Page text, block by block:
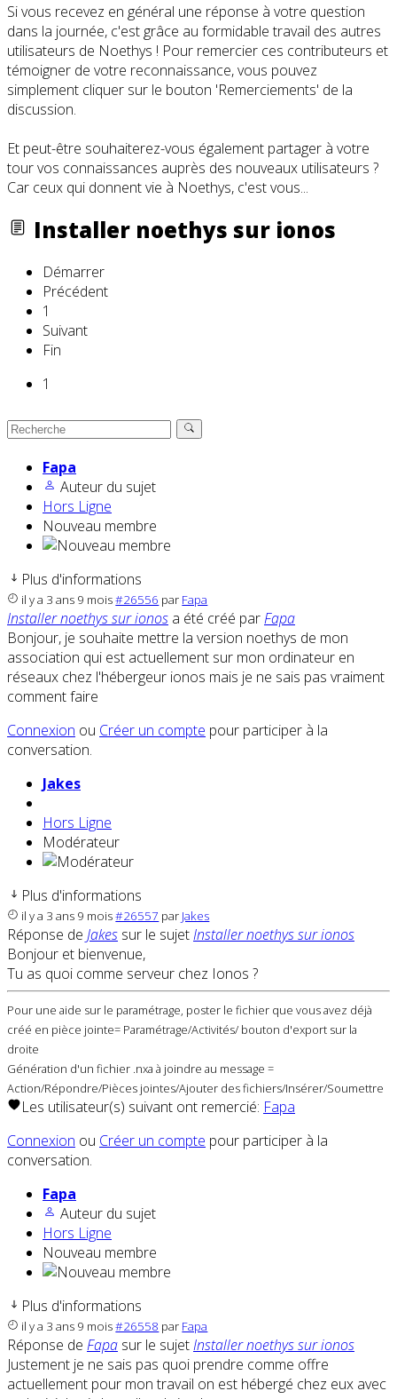
Si vous recevez en général une réponse à votre question
dans la journée, c'est grâce au formidable travail des autres
utilisateurs de Noethys ! Pour remercier ces contributeurs et
témoigner de votre reconnaissance, vous pouvez
simplement cliquer sur le bouton 'Remerciements' de la
discussion.
Et peut-être souhaiterez-vous également partager à votre
tour vos connaissances auprès des nouveaux utilisateurs ?
Car ceux qui donnent vie à Noethys, c'est vous...
Installer noethys sur ionos
Démarrer
Précédent
1
Suivant
Fin
1
Fapa
Auteur du sujet
Hors Ligne
Nouveau membre
Plus d'informations
il y a 3 ans 9 mois#26556 par Fapa
Installer noethys sur ionos a été créé parFapa
Bonjour, je souhaite mettre la version noethys de mon
association qui est actuellement sur mon ordinateur en
réseaux chez l'hébergeur ionos mais je ne sais pas vraiment
comment faire
Connexion ou Créer un compte pour participer à la
conversation.
Jakes
Hors Ligne
Modérateur
Plus d'informations
il y a 3 ans 9 mois#26557 par Jakes
Réponse de Jakes sur le sujetInstaller noethys sur ionos
Bonjour et bienvenue,
Tu as quoi comme serveur chez Ionos ?
Pour une aide sur le paramétrage, poster le fichier que vous avez déjà
créé en pièce jointe= Paramétrage/Activités/ bouton d'export sur la
droite
Génération d'un fichier .nxa à joindre au message =
Action/Répondre/Pièces jointes/Ajouter des fichiers/Insérer/Soumettre
Les utilisateur(s) suivant ont remercié: Fapa
Connexion ou Créer un compte pour participer à la
conversation.
Fapa
Auteur du sujet
Hors Ligne
Nouveau membre
Plus d'informations
il y a 3 ans 9 mois#26558 par Fapa
Réponse de Fapa sur le sujetInstaller noethys sur ionos
Justement je ne sais pas quoi prendre comme offre
actuellement pour mon travail on est hébergé chez eux avec